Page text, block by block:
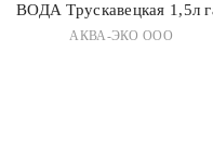
ВОДА Трускавецкая 1,5л
АКВА-ЭКО ООО